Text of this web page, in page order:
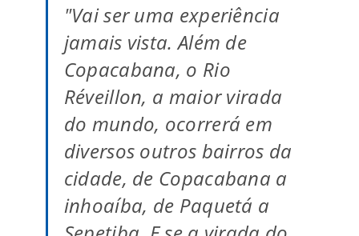
"Vai ser uma experiência
jamais vista. Além de
Copacabana, o Rio
Réveillon, a maior virada
do mundo, ocorrerá em
diversos outros bairros da
cidade, de Copacabana a
inhoaíba, de Paquetá a